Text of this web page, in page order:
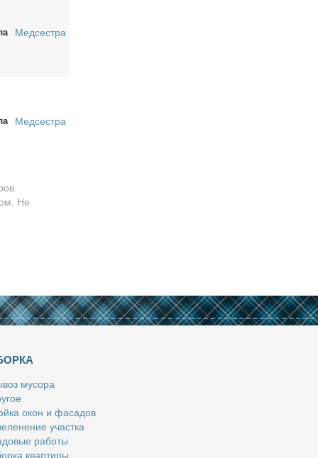
Медсестра
Медсестра
Не
му­со­ра
окон и фа­са­дов
участ­ка
ра­бо­ты
квар­ти­ры